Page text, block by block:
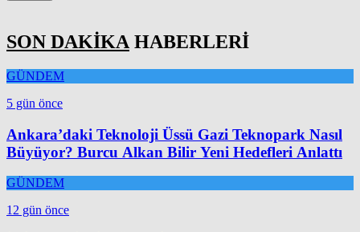
SON DAKİKA HABERLERİ
GÜNDEM
5 gün önce
Ankara’daki Teknoloji Üssü Gazi Teknopark Nasıl
Büyüyor? Burcu Alkan Bilir Yeni Hedefleri Anlattı
GÜNDEM
12 gün önce